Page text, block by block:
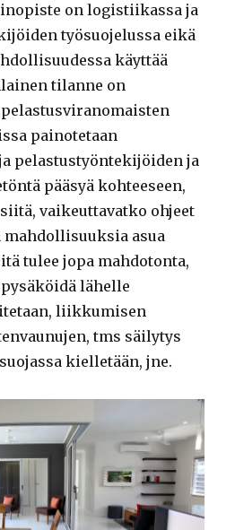
on logistiikassa ja
työsuojelussa eikä
käyttää
tilanne on
painotetaan
pelastustyöntekijöiden ja
pääsyä kohteeseen,
vaikeuttavatko ohjeet
asua
tulee jopa mahdotonta,
lähelle
liikkumisen
tms säilytys
kielletään, jne.